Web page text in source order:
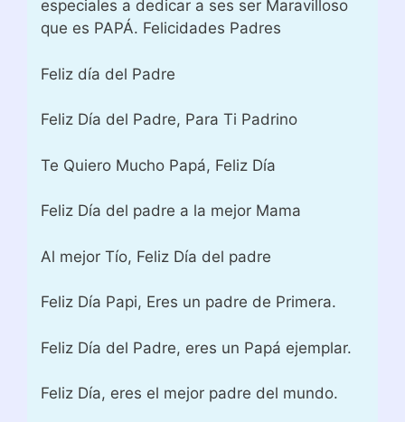
especiales a dedicar a ses ser Maravilloso
que es PAPÁ. Felicidades Padres
Feliz día del Padre
Feliz Día del Padre, Para Ti Padrino
Te Quiero Mucho Papá, Feliz Día
Feliz Día del padre a la mejor Mama
Al mejor Tío, Feliz Día del padre
Feliz Día Papi, Eres un padre de Primera.
Feliz Día del Padre, eres un Papá ejemplar.
Feliz Día, eres el mejor padre del mundo.